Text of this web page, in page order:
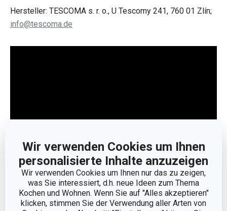
Wir verwenden Cookies um Ihnen
personalisierte Inhalte anzuzeigen
Wir verwenden Cookies um Ihnen nur das zu zeigen,
was Sie interessiert, d.h. neue Ideen zum Thema
Kochen und Wohnen. Wenn Sie auf "Alles akzeptieren"
klicken, stimmen Sie der Verwendung aller Arten von
Hersteller: TESCOMA s. r. o., U Tescomy 241, 760 01 Zlín;
info@tescoma.de
Weniger anzeigen